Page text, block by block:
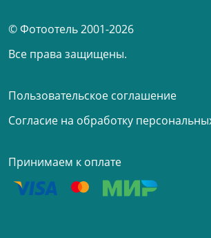
© Фотоотель 2001-2026
Все права защищены.
Пользовательское соглашение
Согласие на обработку
Принимаем к оплате